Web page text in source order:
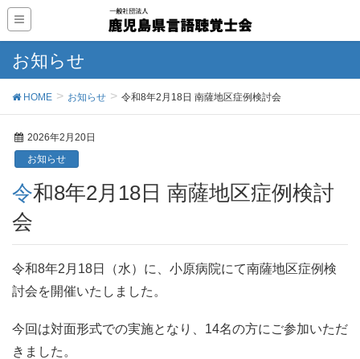
お知らせ
HOME お知らせ 令和8年2月18日 南薩地区症例検討会
2026年2月20日
お知らせ
令和8年2月18日 南薩地区症例検討
会
令和8年2月18日（水）に、小原病院にて南薩地区症例検
討会を開催いたしました。
今回は対面形式での実施となり、14名の方にご参加いただ
きました。